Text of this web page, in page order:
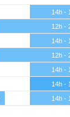
14h -
12h -
14h -
12h -
14h -
14h -
14h -